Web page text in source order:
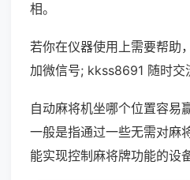
相。
若你在仪器使用上需要帮助
加微信号; kkss8691 随时交
自动麻将机坐哪个位置容易
一般是指通过一些无需对麻
能实现控制麻将牌功能的设